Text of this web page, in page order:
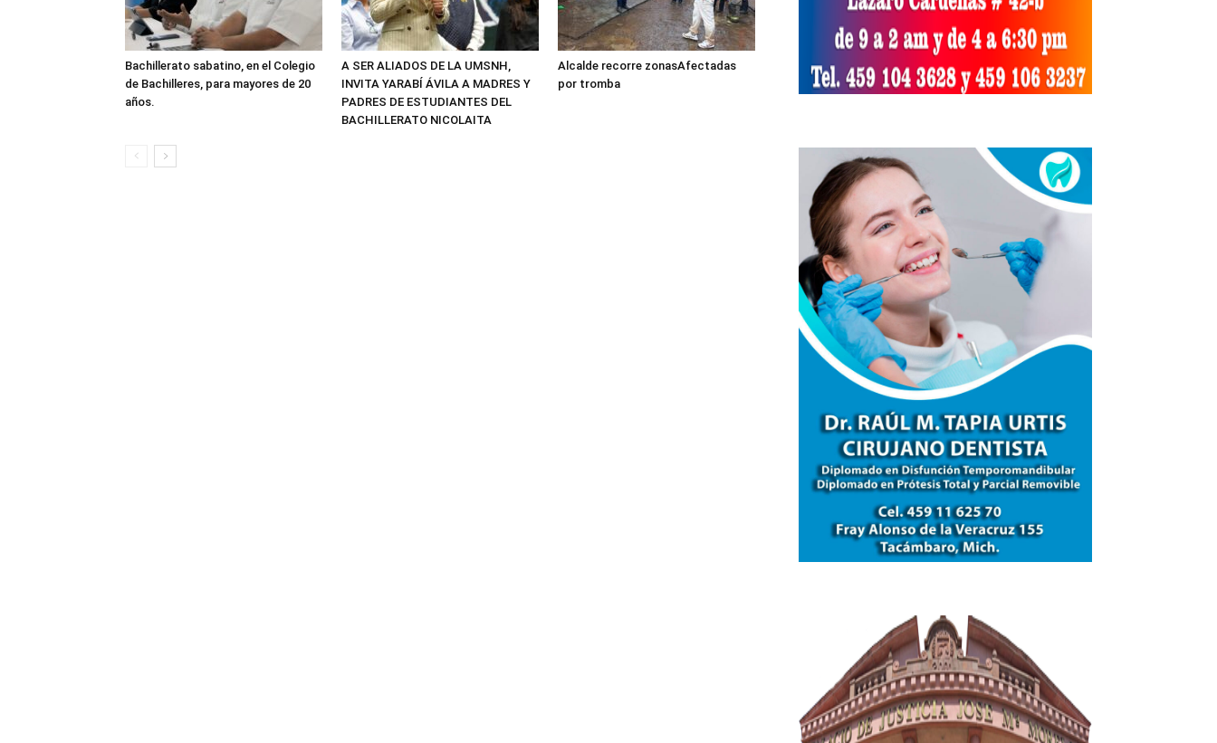
Bachillerato sabatino, en el Colegio
de Bachilleres, para mayores de 20
años.
A SER ALIADOS DE LA UMSNH,
INVITA YARABÍ ÁVILA A MADRES Y
PADRES DE ESTUDIANTES DEL
BACHILLERATO NICOLAITA
Alcalde recorre zonasAfectadas
por tromba